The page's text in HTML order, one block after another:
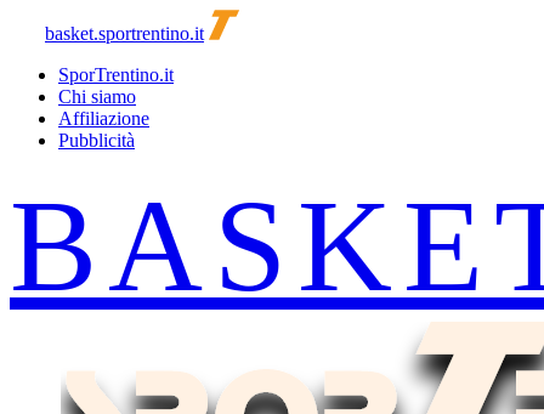
basket.sportrentino.it
SporTrentino.it
Chi siamo
Affiliazione
Pubblicità